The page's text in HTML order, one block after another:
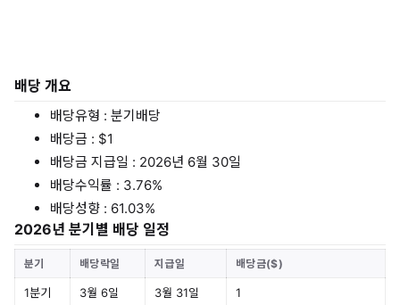
배당 개요
배당유형 : 분기배당
배당금 : $1
배당금 지급일 : 2026년 6월 30일
배당수익률 : 3.76%
배당성향 : 61.03%
2026년 분기별 배당 일정
분기 배당락일 지급일 배당금($)
1분기 3월 6일 3월 31일 1